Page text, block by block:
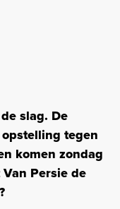
slag. De
tegen
komen zondag
Persie de